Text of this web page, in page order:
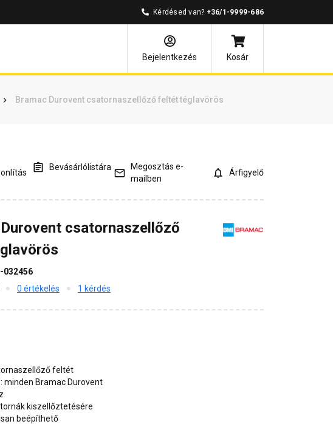
Kérdésed van? +36/1-9999-686
Bejelentkezés
Kosár
Bramac Durovent csatornaszellőző feltét téglavörös
Kapcsolódó cikkek
Bevásárlólistára
Megosztás e-
mailben
Árfigyelő
csatornaszellőző
032456
0 értékelés 1 kérdés
feltét
minden Bramac Durovent
kiszellőztetésére
beépíthető